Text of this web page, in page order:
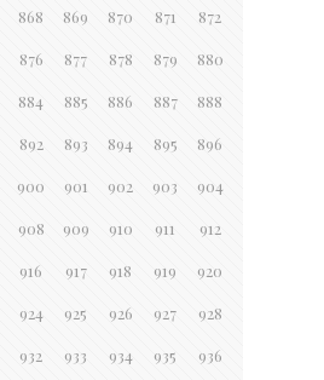
868 869 870 871 872
876 877 878 879 880
884 885 886 887 888
892 893 894 895 896
900 901 902 903 904
908 909 910 911 912
916 917 918 919 920
924 925 926 927 928
932 933 934 935 936